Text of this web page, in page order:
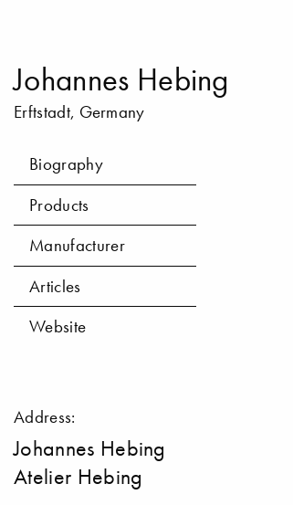
Johannes Hebing
Erftstadt, Germany
Biography
Products
Manufacturer
Articles
Website
Address:
Johannes Hebing
Atelier Hebing